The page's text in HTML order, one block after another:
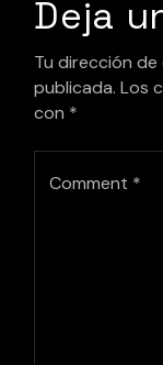
Deja
Tu dirección
publicada. Los
con *